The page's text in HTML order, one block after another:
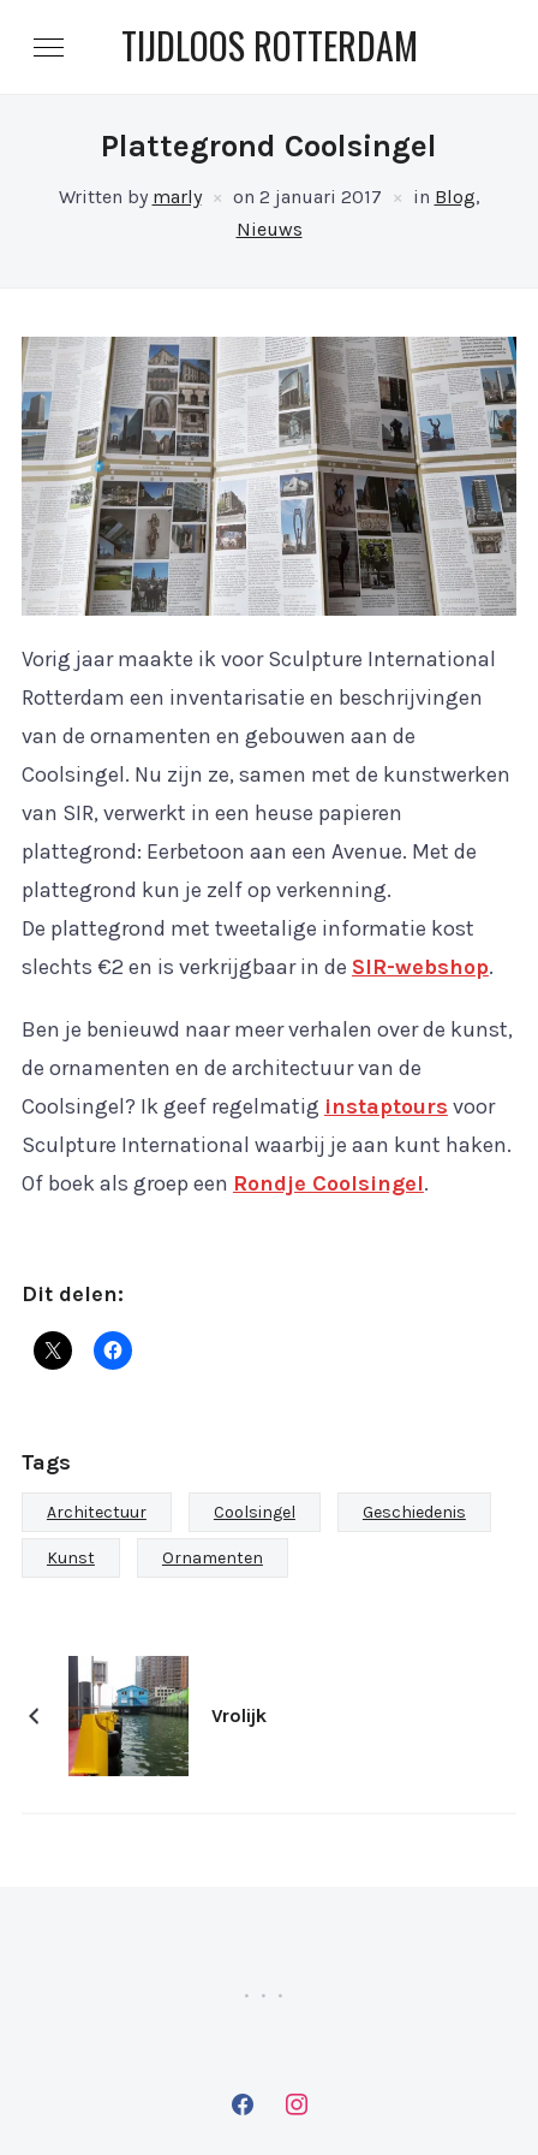
TIJDLOOS ROTTERDAM
Plattegrond Coolsingel
Written by marly on 2 januari 2017 in Blog,
Nieuws
Vorig jaar maakte ik voor Sculpture International
Rotterdam een inventarisatie en beschrijvingen
van de ornamenten en gebouwen aan de
Coolsingel. Nu zijn ze, samen met de kunstwerken
van SIR, verwerkt in een heuse papieren
plattegrond: Eerbetoon aan een Avenue. Met de
plattegrond kun je zelf op verkenning.
De plattegrond met tweetalige informatie kost
slechts €2 en is verkrijgbaar in de SIR-webshop.
Ben je benieuwd naar meer verhalen over de kunst,
de ornamenten en de architectuur van de
Coolsingel? Ik geef regelmatig instaptours voor
Sculpture International waarbij je aan kunt haken.
Of boek als groep een Rondje Coolsingel.
Dit delen:
Tags
Architectuur Coolsingel Geschiedenis
Kunst Ornamenten
Vrolijk
facebookinstagram